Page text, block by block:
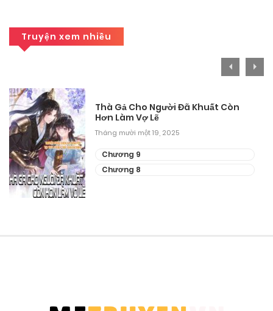
Truyện xem nhiều
Thà Gả Cho Người Đã Khuất Còn
Hơn Làm Vợ Lẽ
Tháng mười một 19, 2025
Chương 9
Chương 8